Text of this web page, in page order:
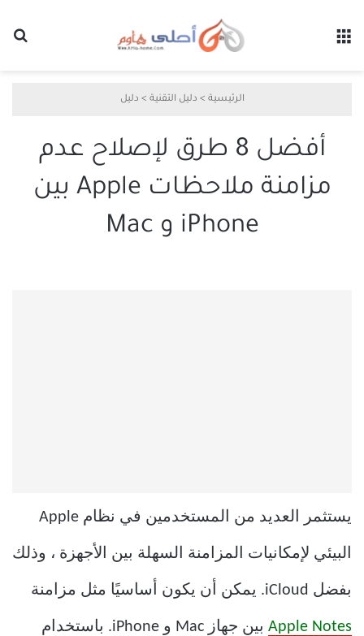
الرئيسية > دليل التقنية > دليل
أفضل 8 طرق لإصلاح عدم
مزامنة ملاحظات Apple بين
iPhone و Mac
يستثمر العديد من المستخدمين في نظام Apple
البيئي لإمكانيات المزامنة السهلة بين الأجهزة ، وذلك
بفضل iCloud. يمكن أن يكون أساسيًا مثل مزامنة
Apple Notes بين جهاز Mac و iPhone. باستخدام